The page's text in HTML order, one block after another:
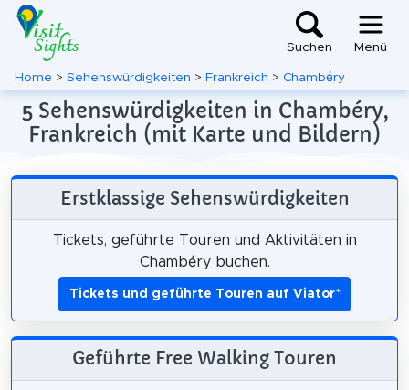
Suchen Menü
Home > Sehenswürdigkeiten > Frankreich > Chambéry
5 Sehenswürdigkeiten in Chambéry,
Frankreich (mit Karte und Bildern)
Erstklassige Sehenswürdigkeiten
Tickets, geführte Touren und Aktivitäten in
Chambéry buchen.
Tickets und geführte Touren auf Viator*
Geführte Free Walking Touren